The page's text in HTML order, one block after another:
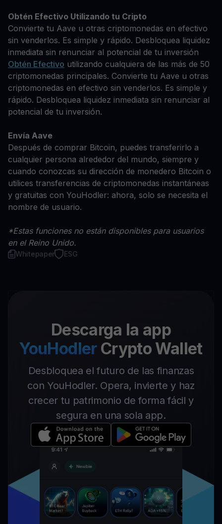
Obtén Efectivo Utilizando tu Cripto
Convierte tu Aave u otras criptomonedas en efectivo
sin venderlos. Es simple y rápido. Desbloquea liquidez
inmediata sin renunciar al potencial de tu inversión
Obtén Efectivo utilizando cualquiera de las más de 50
criptomonedas principales. Convierte tu Aave u otras
criptomonedas en efectivo sin venderlos. Es simple y
rápido. Desbloquea liquidez inmediata sin renunciar al
potencial de tu inversión.
Envía Aave
Después de comprar Bitcoin, puedes transferirlo a
cualquier persona alrededor del mundo, siempre y
cuando conozcas su dirección de monedero Bitcoin o
utilices transferencias de criptomonedas instantáneas
y gratuitas con YouHodler: ahora, solo se necesita el
nombre de usuario.
*Estas funciones no están disponibles para usuarios
en el Reino Unido.
Whitepaper ESG
Descarga la app
YouHodler Crypto Wallet
Desbloquea el futuro de las finanzas
con YouHodler. Opera, invierte y haz
crecer tu patrimonio de forma fácil y
segura en una sola app.